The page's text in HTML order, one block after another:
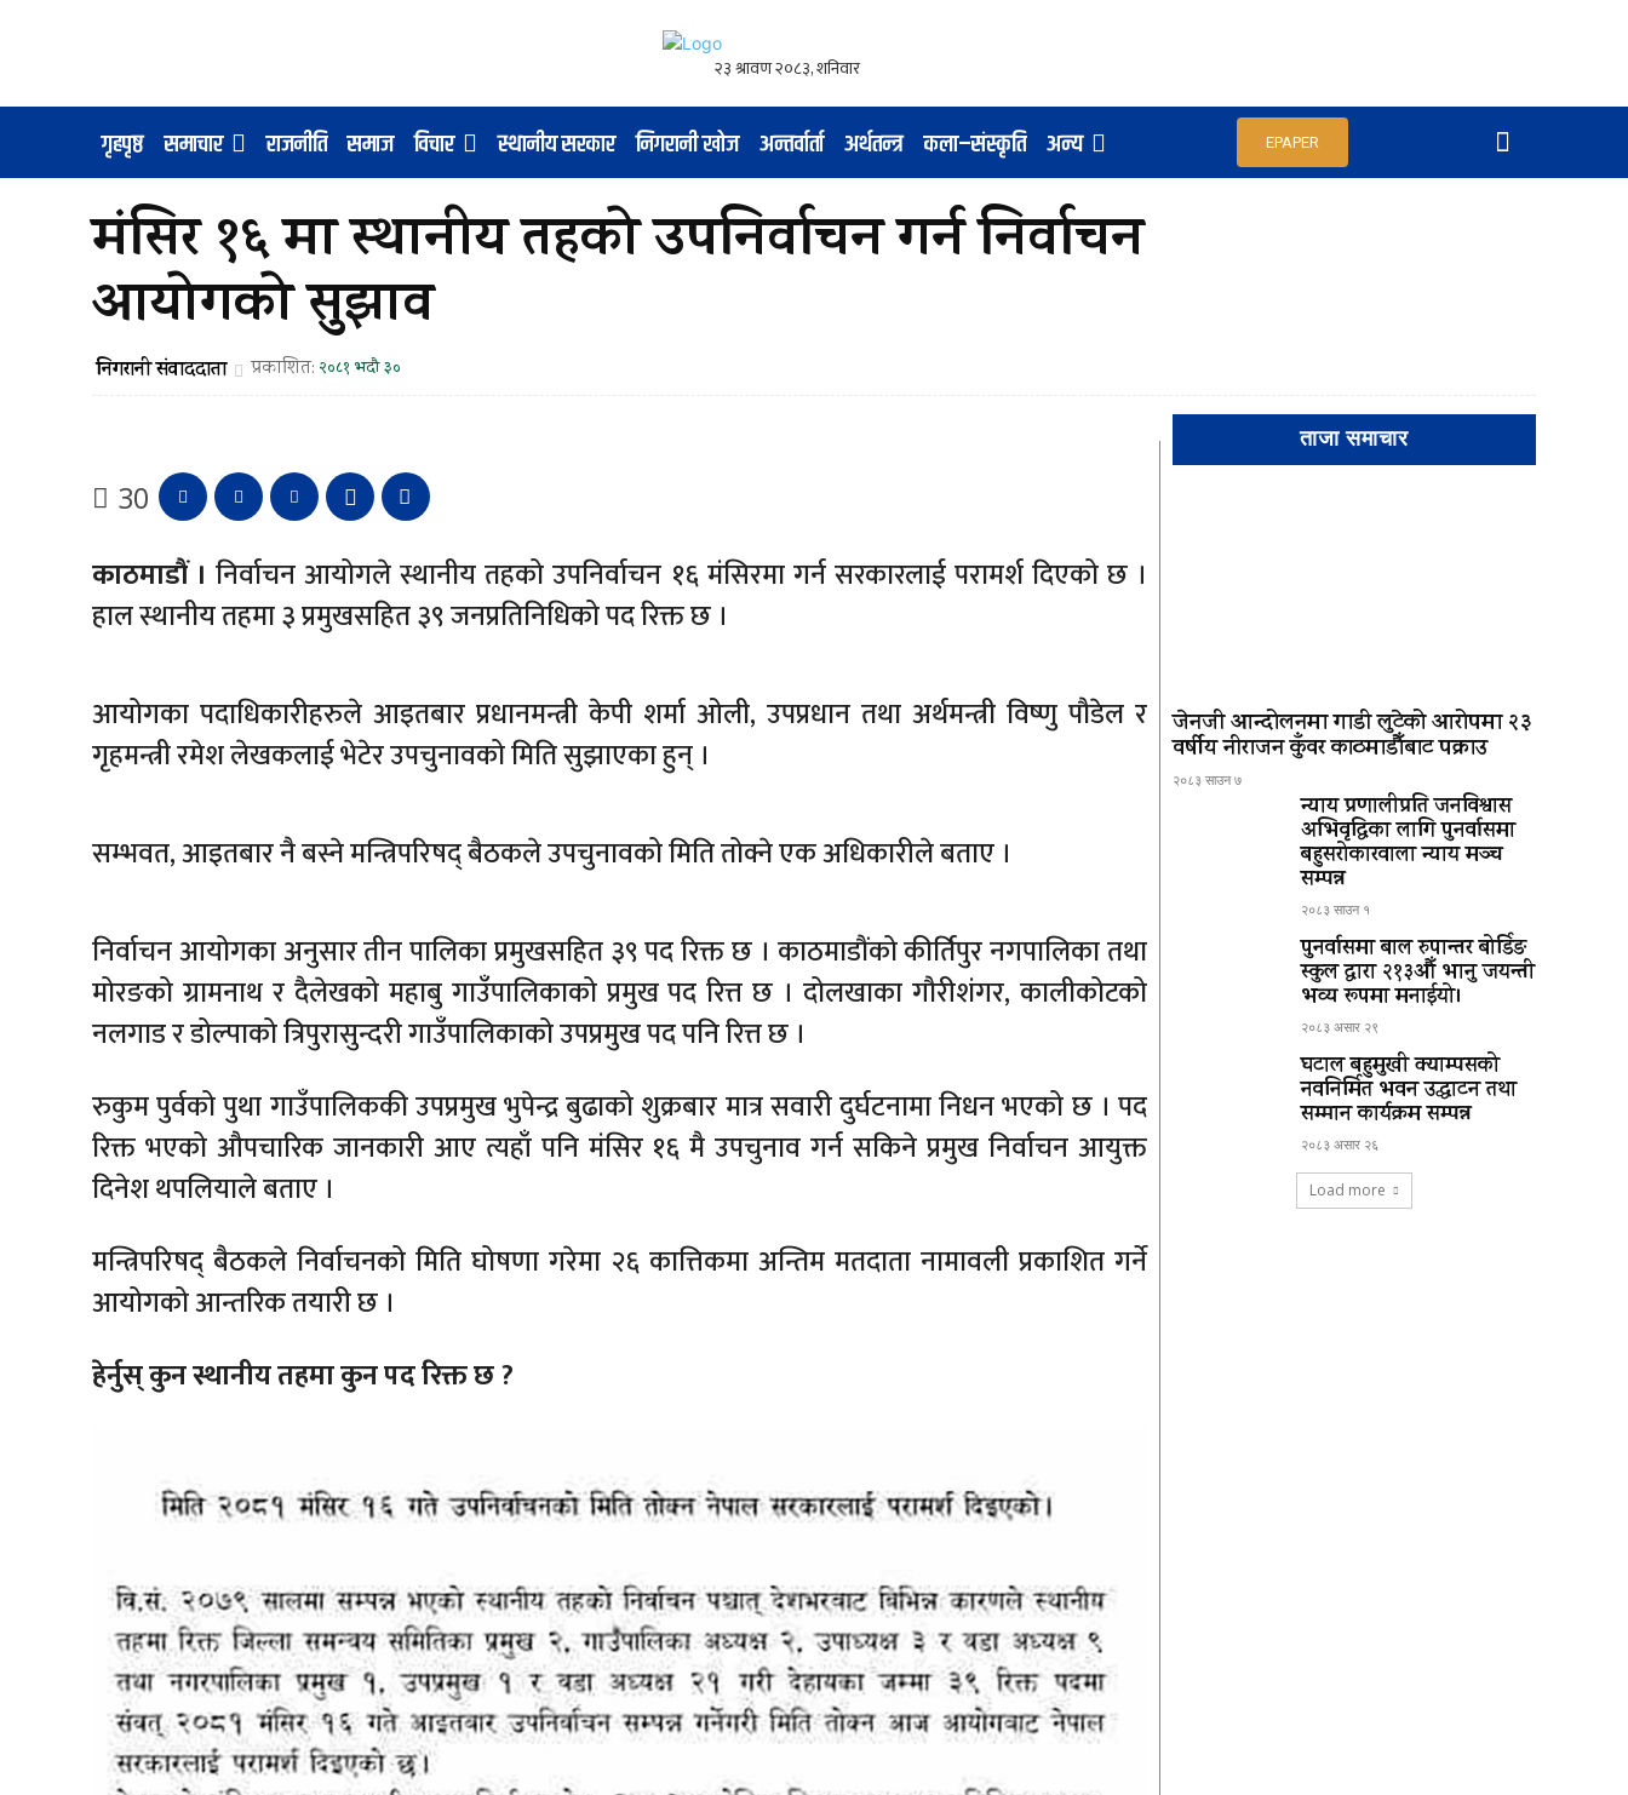
गृहपृष्ठ समाचार राजनीति समाज विचार स्थानीय सरकार निगरानी खोज अन्तर्वार्ता अर्थतन्त्र कला–संस्कृति अन्य EPAPER
मंसिर १६ मा स्थानीय तहको उपनिर्वाचन गर्न निर्वाचन
आयोगको सुझाव
निगरानी संवाददाता प्रकाशित: २०८१ भदौ ३०
30
काठमाडौं । निर्वाचन आयोगले स्थानीय तहको उपनिर्वाचन १६ मंसिरमा गर्न सरकारलाई परामर्श दिएको छ ।
हाल स्थानीय तहमा ३ प्रमुखसहित ३९ जनप्रतिनिधिको पद रिक्त छ ।
आयोगका पदाधिकारीहरुले आइतबार प्रधानमन्त्री केपी शर्मा ओली, उपप्रधान तथा अर्थमन्त्री विष्णु पौडेल र
गृहमन्त्री रमेश लेखकलाई भेटेर उपचुनावको मिति सुझाएका हुन् ।
सम्भवत, आइतबार नै बस्ने मन्त्रिपरिषद् बैठकले उपचुनावको मिति तोक्ने एक अधिकारीले बताए ।
निर्वाचन आयोगका अनुसार तीन पालिका प्रमुखसहित ३९ पद रिक्त छ । काठमाडौंको कीर्तिपुर नगपालिका तथा
मोरङको ग्रामनाथ र दैलेखको महाबु गाउँपालिकाको प्रमुख पद रित्त छ । दोलखाका गौरीशंगर, कालीकोटको
नलगाड र डोल्पाको त्रिपुरासुन्दरी गाउँपालिकाको उपप्रमुख पद पनि रित्त छ ।
रुकुम पुर्वको पुथा गाउँपालिककी उपप्रमुख भुपेन्द्र बुढाको शुक्रबार मात्र सवारी दुर्घटनामा निधन भएको छ । पद
रिक्त भएको औपचारिक जानकारी आए त्यहाँ पनि मंसिर १६ मै उपचुनाव गर्न सकिने प्रमुख निर्वाचन आयुक्त
दिनेश थपलियाले बताए ।
मन्त्रिपरिषद् बैठकले निर्वाचनको मिति घोषणा गरेमा २६ कात्तिकमा अन्तिम मतदाता नामावली प्रकाशित गर्ने
आयोगको आन्तरिक तयारी छ ।
हेर्नुस् कुन स्थानीय तहमा कुन पद रिक्त छ ?
ताजा समाचार
जेनजी आन्दोलनमा गाडी लुटेको आरोपमा २३
वर्षीय नीराजन कुँवर काठमाडौँबाट पक्राउ
२०८३ साउन ७
न्याय प्रणालीप्रति जनविश्वास
अभिवृद्धिका लागि पुनर्वासमा
बहुसरोकारवाला न्याय मञ्च
सम्पन्न
२०८३ साउन १
पुनर्वासमा बाल रुपान्तर बोर्डिङ
स्कुल द्धारा २१३औँ भानु जयन्ती
भव्य रूपमा मनाईयो।
२०८३ असार २९
घटाल बहुमुखी क्याम्पसको
नवनिर्मित भवन उद्घाटन तथा
सम्मान कार्यक्रम सम्पन्न
२०८३ असार २६
Load more